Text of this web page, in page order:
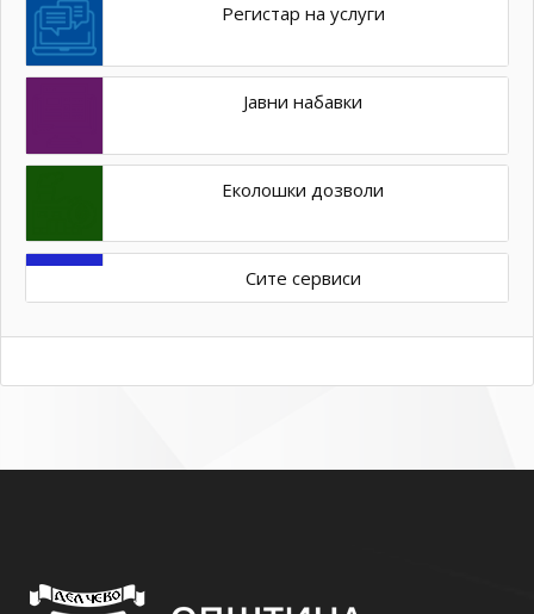
Регистар на услуги
Јавни набавки
Еколошки дозволи
Сите сервиси